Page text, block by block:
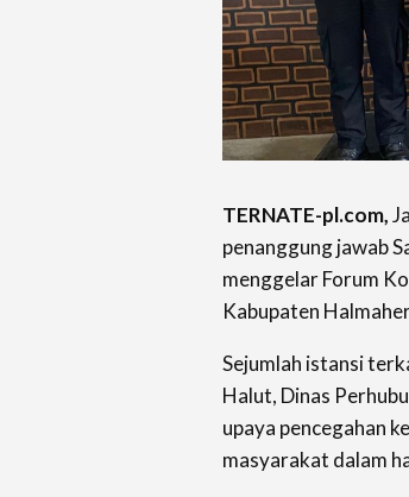
TERNATE-pl.com,
penanggung jawab
menggelar Forum
Kabupaten
Sejumlah istansi
Halut, Dinas
upaya pencegahan
masyarakat dalam